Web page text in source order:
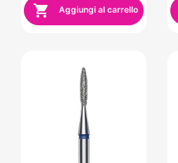
 Aggiungi al carrello